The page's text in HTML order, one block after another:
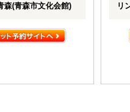
森(青森市文化会館)
リ